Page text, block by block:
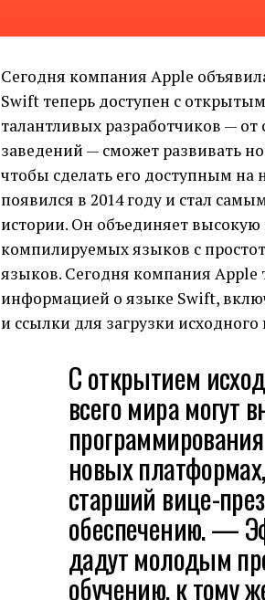
Сегодня компания Apple
Swift теперь доступен с
талантливых разработчиков —
заведений — сможет развивать
чтобы сделать его доступным
появился в 2014 году и стал
истории. Он объединяет
компилируемых языков с
языков. Сегодня компания Apple
информацией о языке Swift,
и ссылки для загрузки
С открытием
всего мира могут
новых
старший вице-
обеспечению. —
дадут молодым
обучению, к тому